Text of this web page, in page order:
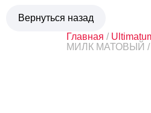
Главная /
МИЛК МАТОВЫЙ